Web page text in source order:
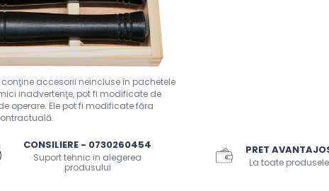
CONSILIERE - 0730260454
Suport tehnic in alegerea
produsului
PRET
La toate produsele